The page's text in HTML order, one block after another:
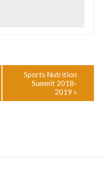
Sports Nutrition
Summit 2018-
2019 »